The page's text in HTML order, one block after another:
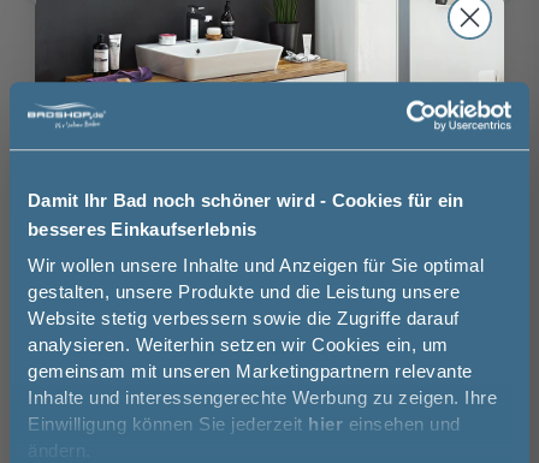
Damit Ihr Bad noch schöner wird - Cookies für ein
besseres Einkaufserlebnis
Wir wollen unsere Inhalte und Anzeigen für Sie optimal
gestalten, unsere Produkte und die Leistung unsere
Website stetig verbessern sowie die Zugriffe darauf
analysieren. Weiterhin setzen wir Cookies ein, um
gemeinsam mit unseren Marketingpartnern relevante
Inhalte und interessengerechte Werbung zu zeigen. Ihre
Einwilligung können Sie jederzeit hier einsehen und
ändern.
ohne
Aufmaßservice
mit Aufmaßservice
130,00 €
439,00 €
Auswahl zurücksetzen
Brauchen Sie Hilfe bei der Konfiguration?
Wir beraten Sie gern.
03606 / 50 77 70
Unsere Ausstellung besuchen
Basispreis
Jetzt 50 € sparen!
Melde Sie sich hier zu unserem
Newsletter an und sparen Sie
50€* auf Ihre Bestellung!
Vorname